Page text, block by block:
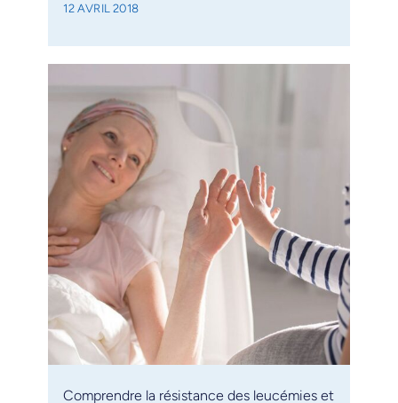
12 AVRIL 2018
Comprendre la résistance des leucémies et